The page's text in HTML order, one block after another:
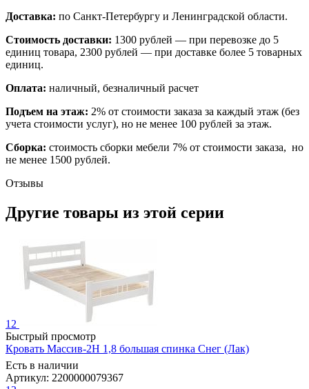
Доставка: по Санкт-Петербургу и Ленинградской области.
Стоимость доставки: 1300 рублей — при перевозке до 5
единиц товара, 2300 рублей — при доставке более 5 товарных
единиц.
Оплата: наличный, безналичный расчет
Подъем на этаж: 2% от стоимости заказа за каждый этаж (без
учета стоимости услуг), но не менее 100 рублей за этаж.
Сборка: стоимость сборки мебели 7% от стоимости заказа, но
не менее 1500 рублей.
Отзывы
Другие товары из этой серии
12
Быстрый просмотр
Кровать Массив-2Н 1,8 большая спинка Снег (Лак)
Есть в наличии
Артикул: 2200000079367